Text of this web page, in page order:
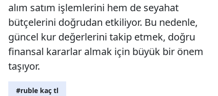
alım satım işlemlerini hem de seyahat
bütçelerini doğrudan etkiliyor. Bu nedenle,
güncel kur değerlerini takip etmek, doğru
finansal kararlar almak için büyük bir önem
taşıyor.
#ruble kaç tl